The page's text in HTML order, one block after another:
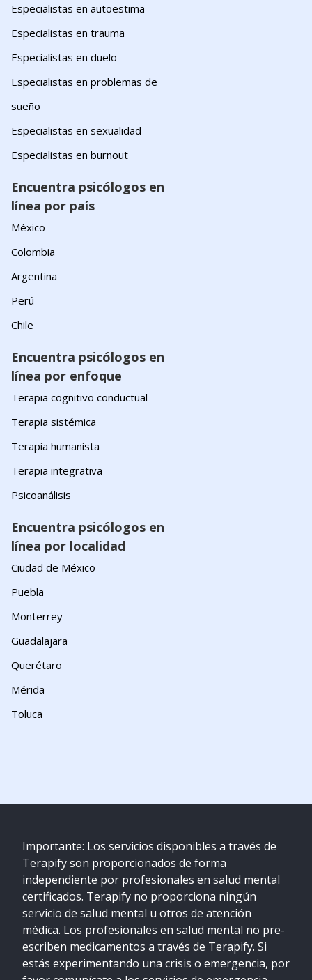
Especialistas en autoestima
Especialistas en trauma
Especialistas en duelo
Especialistas en problemas de
sueño
Especialistas en sexualidad
Especialistas en burnout
Encuentra psicólogos en
línea por país
México
Colombia
Argentina
Perú
Chile
Encuentra psicólogos en
línea por enfoque
Terapia cognitivo conductual
Terapia sistémica
Terapia humanista
Terapia integrativa
Psicoanálisis
Encuentra psicólogos en
línea por localidad
Ciudad de México
Puebla
Monterrey
Guadalajara
Querétaro
Mérida
Toluca
Importante: Los servicios disponibles a través de
Terapify son proporcionados de forma
independiente por profesionales en salud mental
certificados. Terapify no proporciona ningún
servicio de salud mental u otros de atención
médica. Los profesionales en salud mental no pre-
escriben medicamentos a través de Terapify. Si
estás experimentando una crisis o emergencia, por